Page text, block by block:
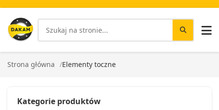
Strona główna Elementy toczne
Kategorie produktów